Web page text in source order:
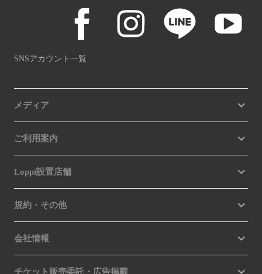
SNSアカウント一覧
メディア
ご利用案内
Loppi設置店舗
規約・その他
会社情報
チケット販売委託・広告掲載